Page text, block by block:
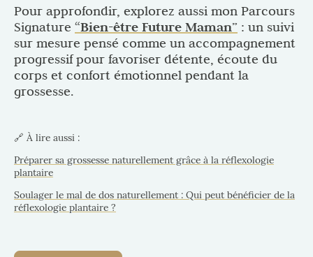
Pour approfondir, explorez aussi mon Parcours
Signature “Bien-être Future Maman” : un suivi
sur mesure pensé comme un accompagnement
progressif pour favoriser détente, écoute du
corps et confort émotionnel pendant la
grossesse.
🔗 À lire aussi :
Préparer sa grossesse naturellement grâce à la réflexologie
plantaire
Soulager le mal de dos naturellement : Qui peut bénéficier de la
réflexologie plantaire ?